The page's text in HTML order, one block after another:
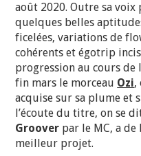
août 2020. Outre sa voix
quelques belles
ficelées, variations de
cohérents et égotrip
progression au cours de
fin mars le morceau Ozi,
acquise sur sa plume et
l’écoute du titre, on se
Groover par le MC, a de
meilleur projet.